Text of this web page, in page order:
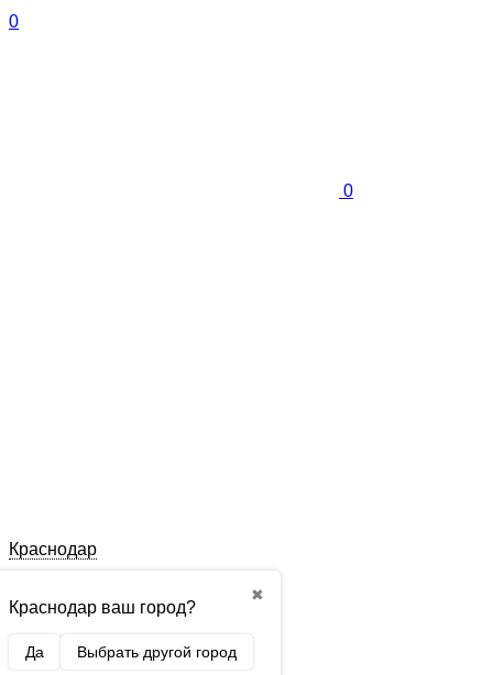
0
0
Краснодар
✖
Краснодар ваш город?
Да Выбрать другой город